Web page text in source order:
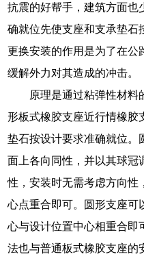
抗震的好帮手，建筑方面也
确就位先使支座和支承垫石
更换安装的作用是为了在公
缓解外力对其造成的冲击。
原理是通过粘弹性材料
形板式橡胶支座近行情橡胶
垫石按设计要求准确就位。
面上各向同性，并以其球冠
性，安装时无需考虑方向性
心点重合即可。圆形支座可
心与设计位置中心相重合即
法也与普通板式橡胶支座的